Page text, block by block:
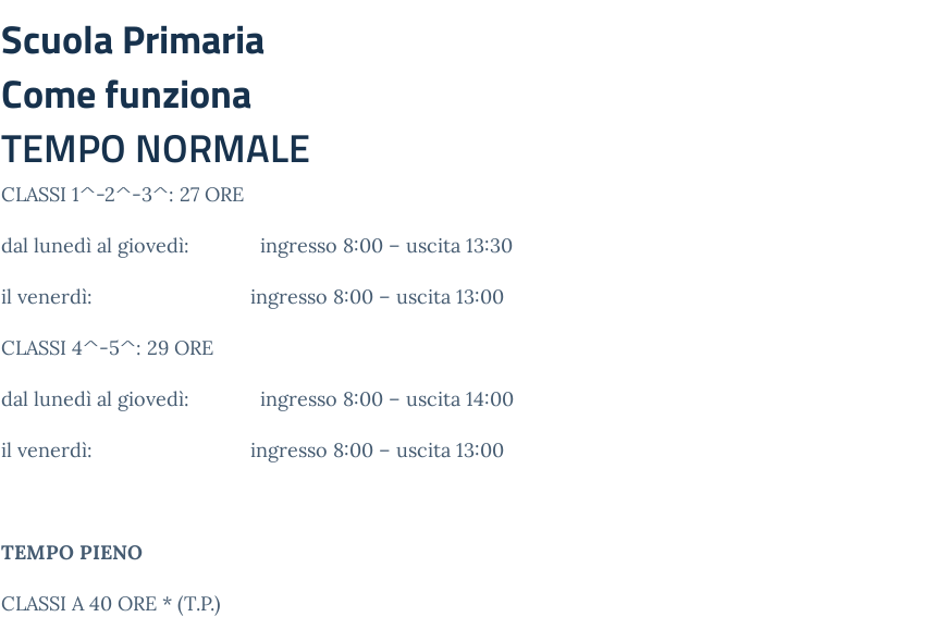
Scuola Primaria
Come funziona
TEMPO NORMALE
CLASSI 1^-2^-3^: 27 ORE
dal lunedì al giovedì: ingresso 8:00 – uscita 13:30
il venerdì: ingresso 8:00 – uscita 13:00
CLASSI 4^-5^: 29 ORE
dal lunedì al giovedì: ingresso 8:00 – uscita 14:00
il venerdì: ingresso 8:00 – uscita 13:00
TEMPO PIENO
CLASSI A 40 ORE * (T.P.)